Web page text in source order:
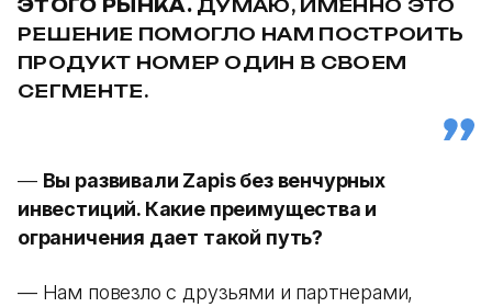
ЭТОГО РЫНКА. ДУМАЮ, ИМЕННО ЭТО
РЕШЕНИЕ ПОМОГЛО НАМ ПОСТРОИТЬ
ПРОДУКТ НОМЕР ОДИН В СВОЕМ
СЕГМЕНТЕ.
— Вы развивали Zapis без венчурных
инвестиций. Какие преимущества и
ограничения дает такой путь?
— Нам повезло с друзьями и партнерами,